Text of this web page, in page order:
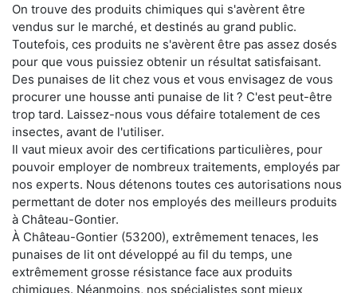
On trouve des produits chimiques qui s'avèrent être
vendus sur le marché, et destinés au grand public.
Toutefois, ces produits ne s'avèrent être pas assez dosés
pour que vous puissiez obtenir un résultat satisfaisant.
Des punaises de lit chez vous et vous envisagez de vous
procurer une housse anti punaise de lit ? C'est peut-être
trop tard. Laissez-nous vous défaire totalement de ces
insectes, avant de l'utiliser.
Il vaut mieux avoir des certifications particulières, pour
pouvoir employer de nombreux traitements, employés par
nos experts. Nous détenons toutes ces autorisations nous
permettant de doter nos employés des meilleurs produits
à Château-Gontier.
À Château-Gontier (53200), extrêmement tenaces, les
punaises de lit ont développé au fil du temps, une
extrêmement grosse résistance face aux produits
chimiques. Néanmoins, nos spécialistes sont mieux